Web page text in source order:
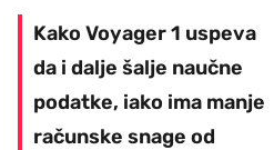
Kako Voyager 1 uspeva
da i dalje šalje naučne
podatke, iako ima manje
računske snage od